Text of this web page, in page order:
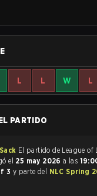
L L W L
PARTIDO
el 25 may 2026a las
3 y parte del NLC Spring